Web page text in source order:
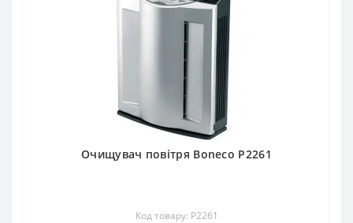
Очищувач повітря Boneco P2261
Код товару: P2261